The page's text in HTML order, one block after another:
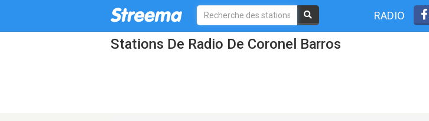
RADIO
Stations De Radio De Coronel Barros